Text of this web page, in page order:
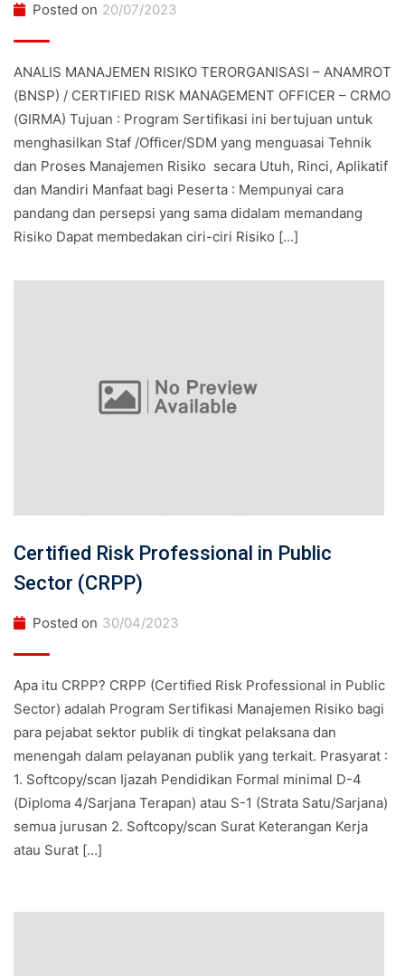
Posted on 20/07/2023
ANALIS MANAJEMEN RISIKO TERORGANISASI – ANAMROT
(BNSP) / CERTIFIED RISK MANAGEMENT OFFICER – CRMO
(GIRMA) Tujuan : Program Sertifikasi ini bertujuan untuk
menghasilkan Staf /Officer/SDM yang menguasai Tehnik
dan Proses Manajemen Risiko secara Utuh, Rinci, Aplikatif
dan Mandiri Manfaat bagi Peserta : Mempunyai cara
pandang dan persepsi yang sama didalam memandang
Risiko Dapat membedakan ciri-ciri Risiko [...]
Certified Risk Professional in Public
Sector (CRPP)
Posted on 30/04/2023
Apa itu CRPP? CRPP (Certified Risk Professional in Public
Sector) adalah Program Sertifikasi Manajemen Risiko bagi
para pejabat sektor publik di tingkat pelaksana dan
menengah dalam pelayanan publik yang terkait. Prasyarat :
1. Softcopy/scan Ijazah Pendidikan Formal minimal D-4
(Diploma 4/Sarjana Terapan) atau S-1 (Strata Satu/Sarjana)
semua jurusan 2. Softcopy/scan Surat Keterangan Kerja
atau Surat […]